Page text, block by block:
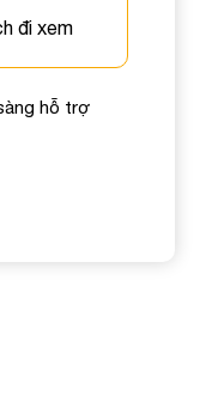
đi xem
hỗ trợ